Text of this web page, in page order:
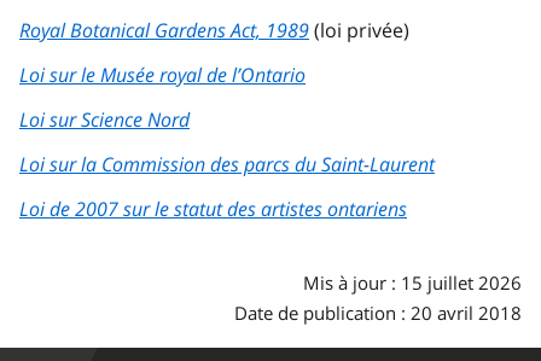
Royal Botanical Gardens Act, 1989(loi privée)
Loi sur le Musée royal de l’Ontario
Loi sur Science Nord
Loi sur la Commission des parcs du Saint-Laurent
Loi de 2007 sur le statut des artistes ontariens
Mis à jour : 15 juillet 2026
Date de publication : 20 avril 2018